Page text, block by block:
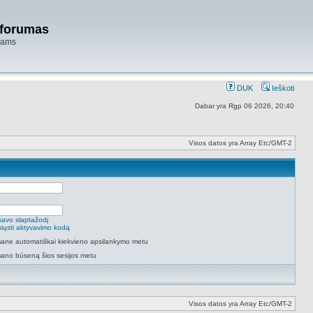
DUK Ieškoti
Dabar yra Rgp 06 2026, 20:40
Visos datos yra Array Etc/GMT-2
slaptažodį
aktyvavimo kodą
automatiškai kiekvieno apsilankymo metu
būseną šios sesijos metu
Visos datos yra Array Etc/GMT-2